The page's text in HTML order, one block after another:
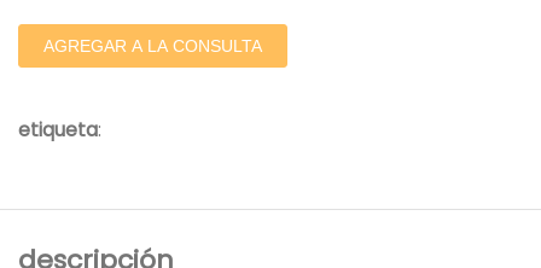
AGREGAR A LA CONSULTA
etiqueta:
descripción